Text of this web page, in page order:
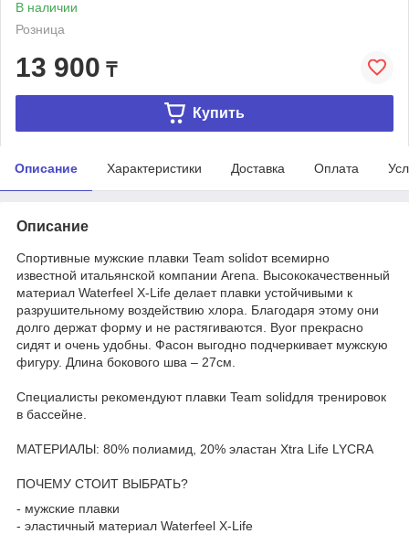
В наличии
Розница
13 900 ₸
Купить
Описание Характеристики Доставка Оплата
Описание
Спортивные мужские плавки Team solidот всемирно
известной итальянской компании Arena. Высококачественный
материал Waterfeel X-Life делает плавки устойчивыми к
разрушительному воздействию хлора. Благодаря этому они
долго держат форму и не растягиваются. Byor прекрасно
сидят и очень удобны. Фасон выгодно подчеркивает мужскую
фигуру. Длина бокового шва – 27см.
Специалисты рекомендуют плавки Team solidдля тренировок
в бассейне.
МАТЕРИАЛЫ: 80% полиамид, 20% эластан Xtra Life LYCRA
ПОЧЕМУ СТОИТ ВЫБРАТЬ?
- мужские плавки
- эластичный материал Waterfeel X-Life